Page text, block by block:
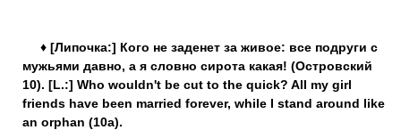
♦ [Липочка:] Кого не заденет за живое: все подруги с
мужьями давно, а я словно сирота какая! (Островский
10). [L.:] Who wouldn't be cut to the quick? All my girl
friends have been married forever, while I stand around like
an orphan (10a).